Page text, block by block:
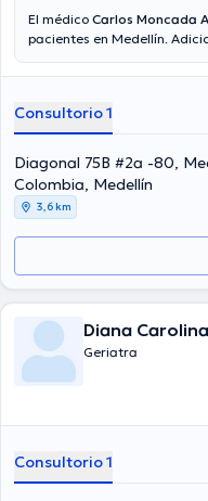
El médico Carlos Moncada
pacientes en Medellín.
especialidad. El profesional
desempeñado como
Carlos Moncada Aristizabal
conferencias con el
temática de
Español es el idioma
Consultorio 1
Diagonal 75B #2a -80,
Colombia, Medellín
3,6 km
Diana
Geriatra
Consultorio 1